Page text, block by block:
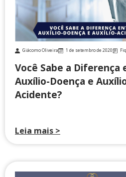
Giácomo Oliveira 1 de setembro de 2020
Você Sabe a Diferença
Auxílio-Doença e
Acidente?
Leia mais >